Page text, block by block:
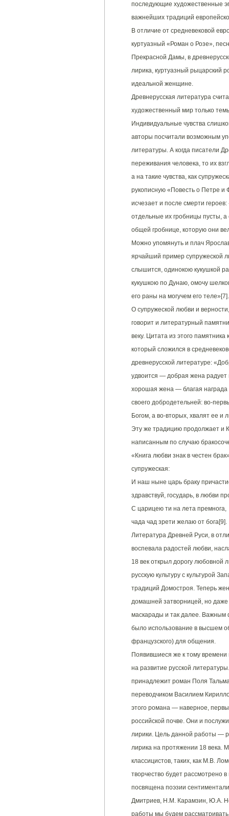
последующие художественные
важнейших традиций
В отличие от средневековой
куртуазный «Роман о Розе»,
Прекрасной Дамы, в
лирика, куртуазный рыцарский
идеальной женщине.
Древнерусская литература
художественный мир только
Индивидуальные чувства
авторы посчитали возможным
литературы. А когда писатели
переживания человека, то их
а на такие чувства, как
рукописную «Повесть о Петре и
исчезает и после смерти
отдельные их гробницы пусты, а
общей гробнице, которую они
Можно упомянуть и плач
ярчайший пример супружеской
слышится, одинокою кукушкой
кукушкою по Дунаю, омочу
его раны на могучем его теле»[7].
О супружеской любви и
говорит и литературный
веку. Цитата из этого
который сложился в
древнерусской литературе:
удвоится — добрая жена радует
хорошая жена — благая награда
своего добродетельней: во-
Богом, а во-вторых, хвалят ее и
Эту же традицию продолжает и
написанным по случаю
«Книга любви знак в честен
супружеская:
И наш ныне царь браку
здравствуй, государь, в любви
С царицею ти на лета премнога,
чада чад зрети желаю от бога[9].
Литература Древней Руси, в
воспевала радостей любви,
18 век открыл дорогу
русскую культуру с культурой
традиций Домостроя. Теперь
домашней затворницей, но
маскарады и так далее. Важным
было использование в высшем
французского) для общения.
Появившиеся же к тому
на развитие русской
принадлежит роман Поля
переводчиком Василием
этого романа — наверное,
российской почве. Они и
лирики. Цель данной работы —
лирика на протяжении 18 века.
классицистов, таких, как М.В.
творчество будет рассмотрено
посвящена поэзии
Дмитриев, Н.М. Карамзин, Ю.А.
работы мы будем